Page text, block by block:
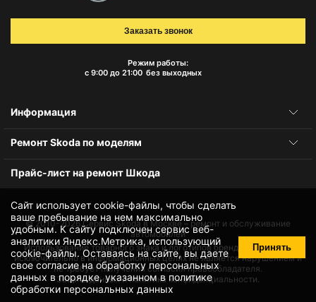
Сайт использует cookie-файлы, чтобы сделать
ваше пребывание на нем максимально
удобным. К cайту подключен сервис веб-
аналитики Яндекс.Метрика, использующий
cookie-файлы. Оставаясь на сайте, вы даете
своесогласие на обработку персональных
данных в порядке, указанном в политике
обработки персональных данных
Принять
Режим работы:
с 9:00 до 21:00 без выходных
Заказать звонок
Информация
Ремонт Skoda по моделям
Прайс-лист на ремонт Шкода
© 2010-2026Сервис Skoda в Москве – ремонт и обслуживание
автомобилей
Использование товарного знака и логотипов бренда происходит
исключительно в информационных целях не является нарушением и
не требует получения согласия правообладателя.
Защита данных и политика конфиденциальности.